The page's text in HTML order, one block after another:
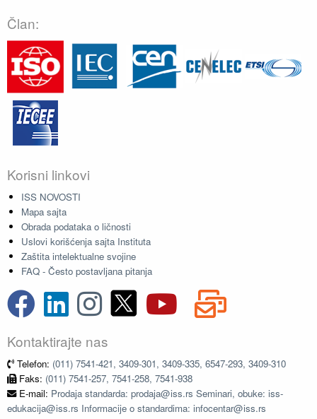
Član:
Korisni linkovi
ISS NOVOSTI
Mapa sajta
Obrada podataka o ličnosti
Uslovi korišćenja sajta Instituta
Zaštita intelektualne svojine
FAQ - Često postavljana pitanja
Kontaktirajte nas
Telefon: (011) 7541-421, 3409-301, 3409-335, 6547-293, 3409-310
Faks: (011) 7541-257, 7541-258, 7541-938
E-mail: Prodaja standarda: prodaja@iss.rs Seminari, obuke: iss-
edukacija@iss.rs Informacije o standardima: infocentar@iss.rs